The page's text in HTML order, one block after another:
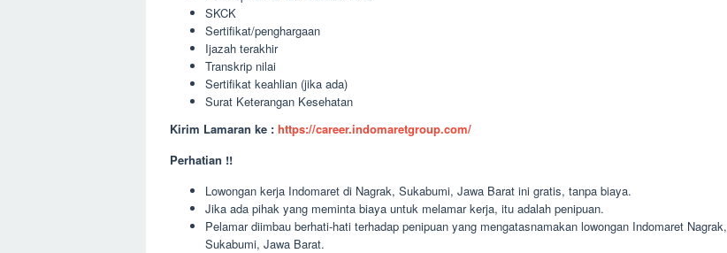
SKCK
Sertifikat/penghargaan
Ijazah terakhir
Transkrip nilai
Sertifikat keahlian (jika ada)
Surat Keterangan Kesehatan
Kirim Lamaran ke : https://career.indomaretgroup.com/
Perhatian !!
Lowongan kerja Indomaret di Nagrak, Sukabumi, Jawa Barat ini gratis, tanpa biaya.
Jika ada pihak yang meminta biaya untuk melamar kerja, itu adalah penipuan.
Pelamar diimbau berhati-hati terhadap penipuan yang mengatasnamakan lowongan Indomaret Nagrak,
Sukabumi, Jawa Barat.